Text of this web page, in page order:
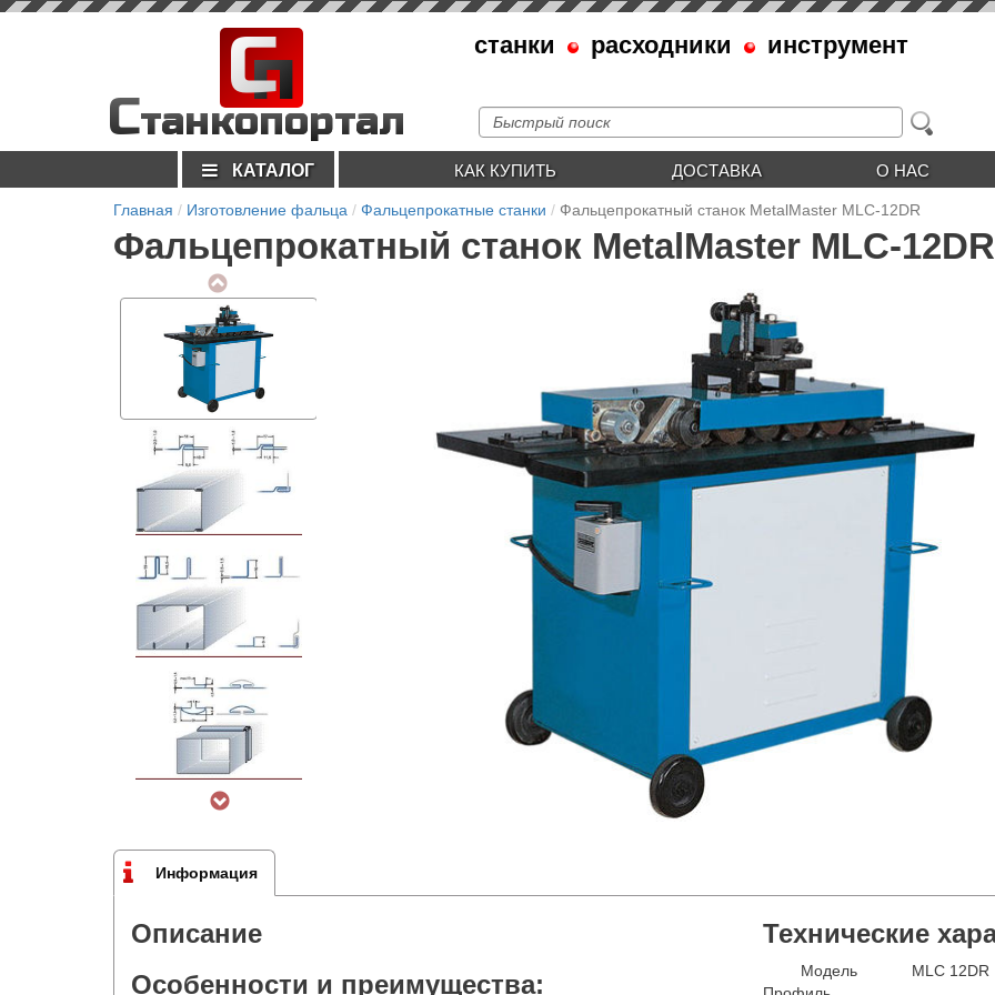
п
С
Станкопортал
станки расходники инструмент
КАТАЛОГ КАК КУПИТЬ ДОСТАВКА О НАС
Главная Изготовление фальца Фальцепрокатные станки Фальцепрокатный станок MetalMaster MLC-12DR
Фальцепрокатный станок MetalMaster MLC-12DR
Информация
Описание
Особенности и преимущества:
Технические
Модель
MLC 12DR